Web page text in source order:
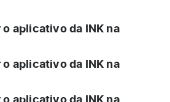
aplicativo da INK na
aplicativo da INK na
aplicativo da INK na